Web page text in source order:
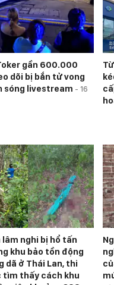
gần 600.000
dõi bị bắn tử vong
sóng livestream - 16
lâm nghi bị hổ tấn
khu bảo tồn động
dã ở Thái Lan, thi
thấy cách khu